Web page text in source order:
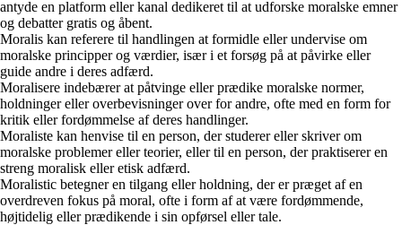
antyde en platform eller kanal dedikeret til at udforske moralske emner
og debatter gratis og åbent.
Moralis kan referere til handlingen at formidle eller undervise om
moralske principper og værdier, især i et forsøg på at påvirke eller
guide andre i deres adfærd.
Moralisere indebærer at påtvinge eller prædike moralske normer,
holdninger eller overbevisninger over for andre, ofte med en form for
kritik eller fordømmelse af deres handlinger.
Moraliste kan henvise til en person, der studerer eller skriver om
moralske problemer eller teorier, eller til en person, der praktiserer en
streng moralisk eller etisk adfærd.
Moralistic betegner en tilgang eller holdning, der er præget af en
overdreven fokus på moral, ofte i form af at være fordømmende,
højtidelig eller prædikende i sin opførsel eller tale.